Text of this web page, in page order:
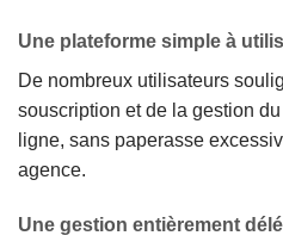
Une plateforme simple à
De nombreux utilisateurs
souscription et de la gestion
ligne, sans paperasse
agence.
Une gestion entièrement